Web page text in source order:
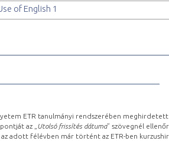
of English 1
ETR tanulmányi rendszerében
az „ Utolsó frissítés dátuma” szövegnél
az adott félévben már történt az ETR-ben